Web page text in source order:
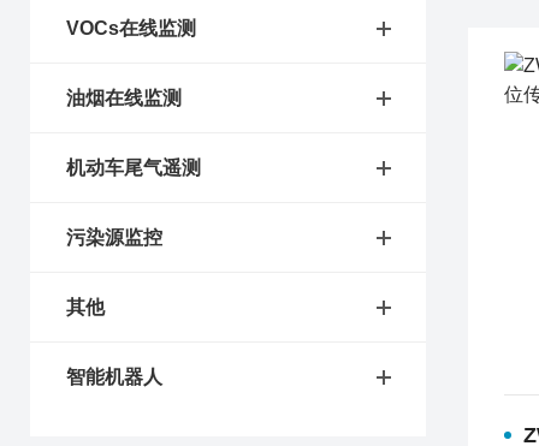
VOCs在线监测
油烟在线监测
机动车尾气遥测
污染源监控
其他
智能机器人